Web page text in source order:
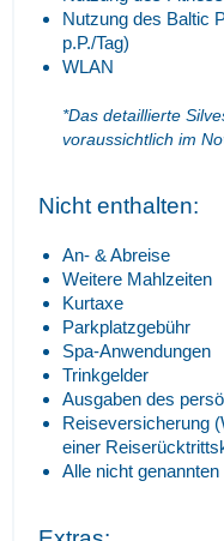
Nutzung des Baltic
p.P./Tag)
WLAN
*Das detaillierte
voraussichtlich im
Nicht enthalten:
An- & Abreise
Weitere Mahlzeiten
Kurtaxe
Parkplatzgebühr
Spa-Anwendungen
Trinkgelder
Ausgaben des
Reiseversicherung
einer
Alle nicht